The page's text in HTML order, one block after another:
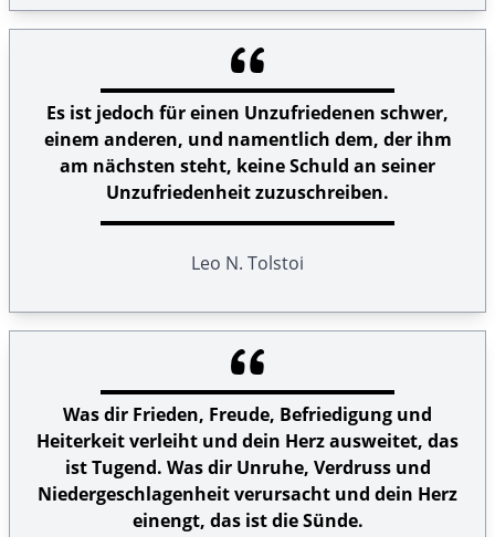
Es ist jedoch für einen Unzufriedenen schwer,
einem anderen, und namentlich dem, der ihm
am nächsten steht, keine Schuld an seiner
Unzufriedenheit zuzuschreiben.
Leo N. Tolstoi
Was dir Frieden, Freude, Befriedigung und
Heiterkeit verleiht und dein Herz ausweitet, das
ist Tugend. Was dir Unruhe, Verdruss und
Niedergeschlagenheit verursacht und dein Herz
einengt, das ist die Sünde.